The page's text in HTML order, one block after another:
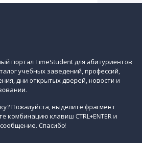
портал TimeStudent для абитуриентов
учебных заведений, профессий,
дни открытых дверей, новости и
Пожалуйста, выделите фрагмент
комбинацию клавиш CTRL+ENTER и
Спасибо!